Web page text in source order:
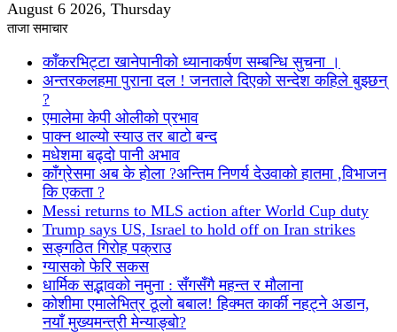
August 6 2026, Thursday
ताजा समाचार
काँकरभिट्टा खानेपानीको ध्यानाकर्षण सम्बन्धि सुचना ।
अन्तरकलहमा पुराना दल ! जनताले दिएको सन्देश कहिले बुझ्छन्
?
एमालेमा केपी ओलीको प्रभाव
पाक्न थाल्यो स्याउ तर बाटो बन्द
मधेशमा बढ्दो पानी अभाव
काँग्रेसमा अब के होला ?अन्तिम निणर्य देउवाको हातमा ,विभाजन
कि एकता ?
Messi returns to MLS action after World Cup duty
Trump says US, Israel to hold off on Iran strikes
सङ्गठित गिरोह पक्राउ
ग्यासको फेरि सकस
धार्मिक सद्भावको नमुना : सँगसँगै महन्त र मौलाना
कोशीमा एमालेभित्र ठूलो बबाल! हिक्मत कार्की नहट्ने अडान,
नयाँ मुख्यमन्त्री मेन्याङ्बो?